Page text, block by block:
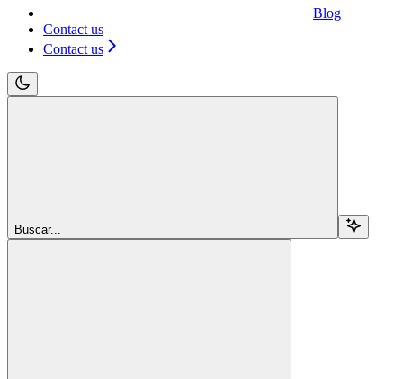
Blog
Contact us
Contact us
Buscar...